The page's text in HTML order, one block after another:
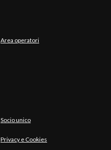
Area operatori
Socio unico
Privacy e Cookies